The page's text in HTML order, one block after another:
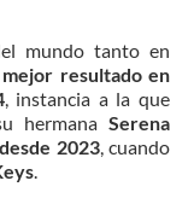
mundo tanto en
mejor resultado en
, instancia a la que
hermana Serena
desde 2023, cuando